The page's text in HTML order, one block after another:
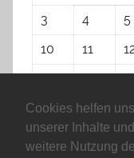
Cookies helfen
unserer Inhalte
weitere Nutzung
3
4 5
10
11
17
18
24
25 26
« Dez. Juni »